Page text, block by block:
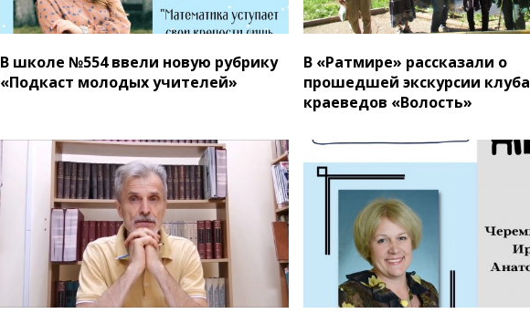
В школе №554 ввели новую рубрику
«Подкаст молодых учителей»
В «Ратмире» рассказали о
прошедшей экскурсии клуба
краеведов «Волость»